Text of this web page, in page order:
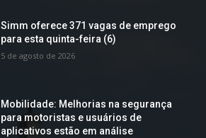
Simm oferece 371 vagas de emprego
para esta quinta-feira (6)
5 de agosto de 2026
Mobilidade: Melhorias na segurança
para motoristas e usuários de
aplicativos estão em análise